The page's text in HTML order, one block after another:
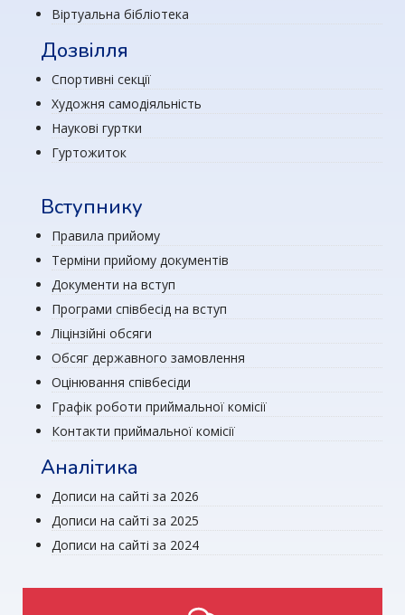
Віртуальна бібліотека
Дозвілля
Спортивні секції
Художня самодіяльність
Наукові гуртки
Гуртожиток
Вступнику
Правила прийому
Терміни прийому документів
Документи на вступ
Програми співбесід на вступ
Ліцінзійні обсяги
Обсяг державного замовлення
Оцінювання співбесіди
Графік роботи приймальної комісії
Контакти приймальної комісії
Аналітика
Дописи на сайті за 2026
Дописи на сайті за 2025
Дописи на сайті за 2024